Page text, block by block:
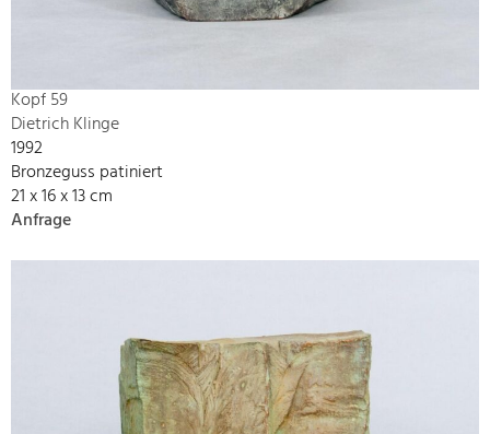
Kopf 59
Dietrich Klinge
1992
Bronzeguss patiniert
21 x 16 x 13 cm
Anfrage